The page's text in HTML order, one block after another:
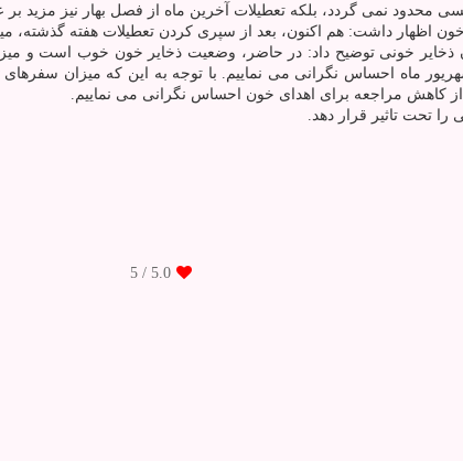
محدود نمی گردد، بلکه تعطیلات آخرین ماه از فصل بهار نیز
اظهار داشت: هم اکنون، بعد از سپری کردن تعطیلات هفته گذشته،
ماه احساس نگرانی می نماییم. با توجه به این که میزان
از کاهش مراجعه برای اهدای خون احساس نگرانی می نماییم.
تحت تاثیر قرار دهد.
5.0
/ 5